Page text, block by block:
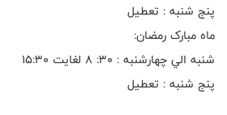
پنج شنبه : تعطیل
ماه مبارک رمضان:
شنبه الي چهارشنبه : ۳۰: ۸ لغايت ۱۵:۳۰
پنج شنبه : تعطیل